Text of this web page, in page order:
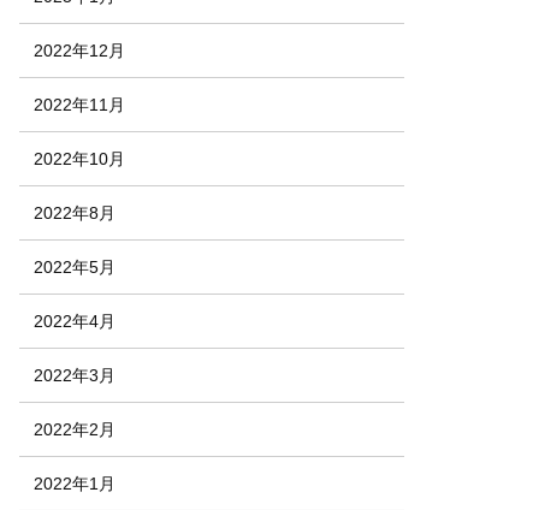
2022年12月
2022年11月
2022年10月
2022年8月
2022年5月
2022年4月
2022年3月
2022年2月
2022年1月